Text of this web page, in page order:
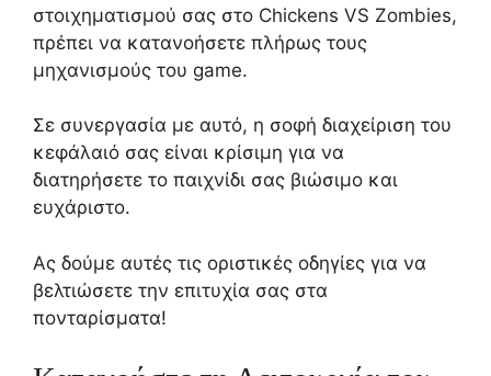
στοιχηματισμού σας στο Chickens VS Zombies,
πρέπει να κατανοήσετε πλήρως τους
μηχανισμούς του game.
Σε συνεργασία με αυτό, η σοφή διαχείριση του
κεφάλαιό σας είναι κρίσιμη για να
διατηρήσετε το παιχνίδι σας βιώσιμο και
ευχάριστο.
Ας δούμε αυτές τις οριστικές οδηγίες για να
βελτιώσετε την επιτυχία σας στα
πονταρίσματα!